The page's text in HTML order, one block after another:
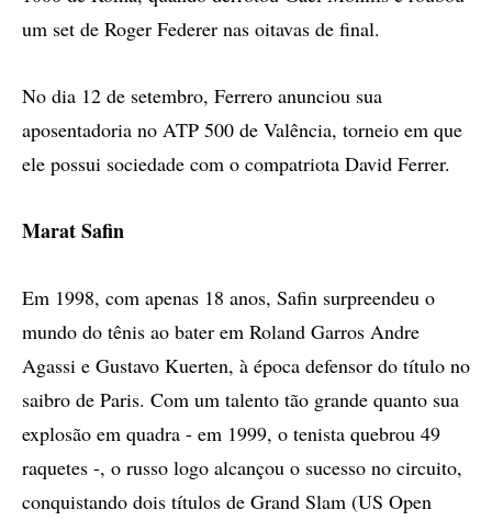
um set de Roger Federer nas oitavas de final.
No dia 12 de setembro, Ferrero anunciou sua
aposentadoria no ATP 500 de Valência, torneio em que
ele possui sociedade com o compatriota David Ferrer.
Marat Safin
Em 1998, com apenas 18 anos, Safin surpreendeu o
mundo do tênis ao bater em Roland Garros Andre
Agassi e Gustavo Kuerten, à época defensor do título no
saibro de Paris. Com um talento tão grande quanto sua
explosão em quadra - em 1999, o tenista quebrou 49
raquetes -, o russo logo alcançou o sucesso no circuito,
conquistando dois títulos de Grand Slam (US Open